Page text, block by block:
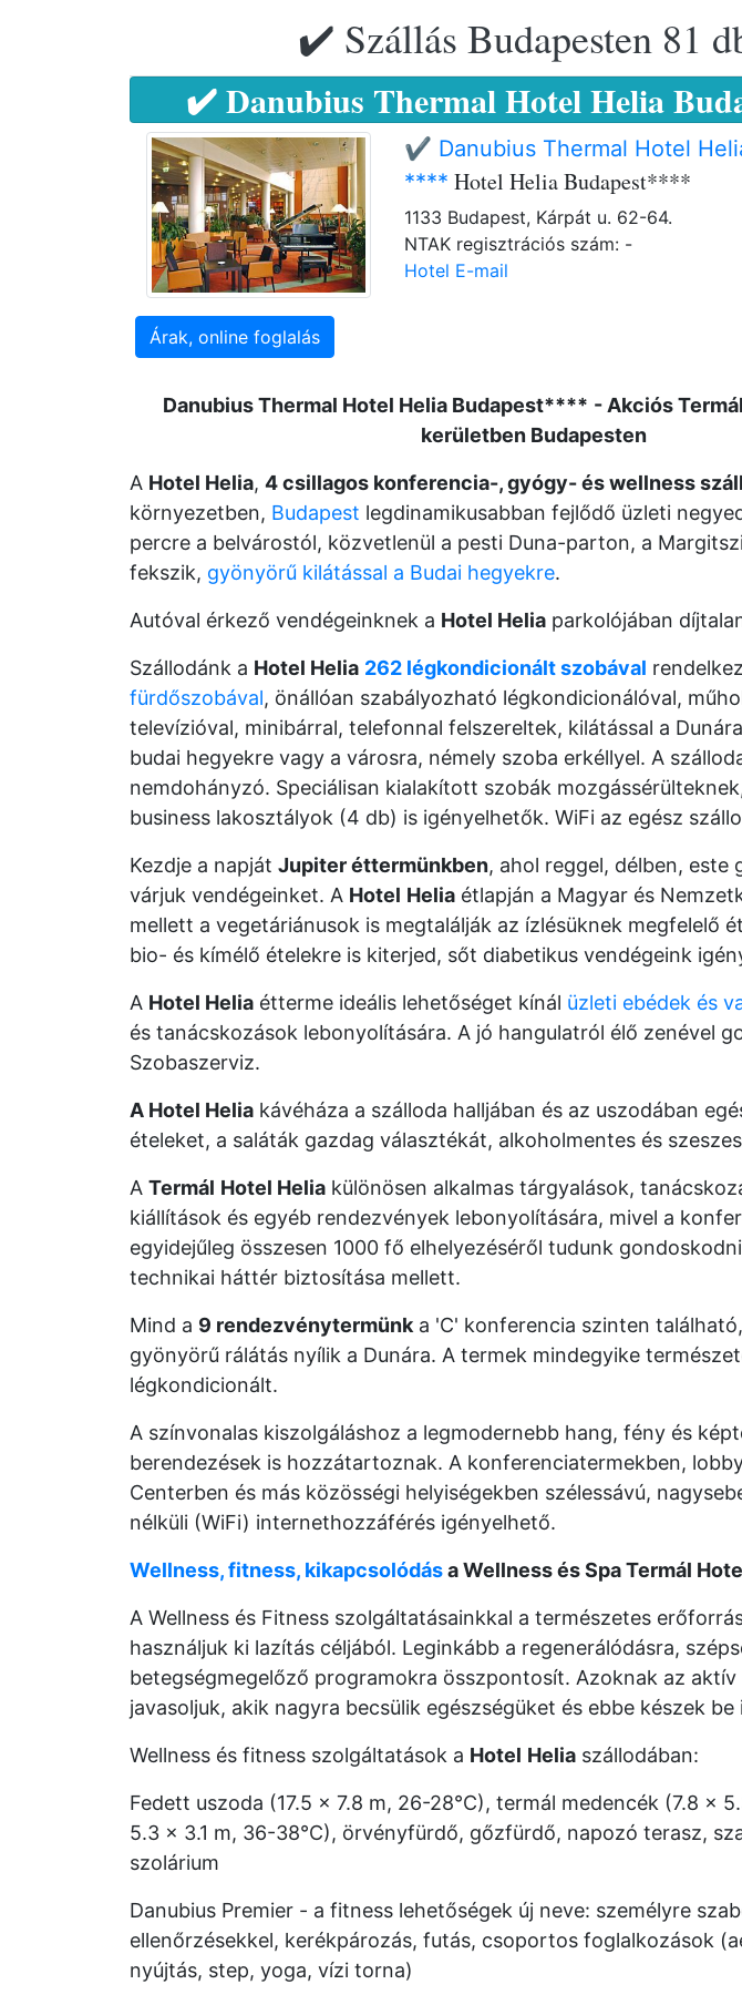
✔️ Szállás Budapesten 81
✔️ Danubius Thermal Hotel Helia
✔️ Danubius Thermal Hotel
**** Hotel Helia Budapest****
1133 Budapest, Kárpát u. 62-64.
NTAK regisztrációs szám: -
Hotel E-mail
Árak, online foglalás
Danubius Thermal Hotel Helia Budapest**** - Akciós
kerületben Budapesten
A Hotel Helia, 4 csillagos konferencia-, gyógy- és wellness
környezetben, Budapest legdinamikusabban fejlődő üzleti
percre a belvárostól, közvetlenül a pesti Duna-parton, a
fekszik, gyönyörű kilátással a Budai hegyekre.
Autóval érkező vendégeinknek a Hotel Helia parkolójában
Szállodánk a Hotel Helia 262 légkondicionált szobával
fürdőszobával, önállóan szabályozható légkondicionálóval,
televízióval, minibárral, telefonnal felszereltek, kilátással a
budai hegyekre vagy a városra, némely szoba erkéllyel. A
nemdohányzó. Speciálisan kialakított szobák
business lakosztályok (4 db) is igényelhetők. WiFi az egész
Kezdje a napját Jupiter éttermünkben, ahol reggel, délben, este
várjuk vendégeinket. A Hotel Helia étlapján a Magyar és
mellett a vegetáriánusok is megtalálják az ízlésüknek megfelelő
bio- és kímélő ételekre is kiterjed, sőt diabetikus vendégeink
A Hotel Helia étterme ideális lehetőséget kínál üzleti ebédek és
és tanácskozások lebonyolítására. A jó hangulatról élő zenével
Szobaszerviz.
A Hotel Helia kávéháza a szálloda halljában és az uszodában
ételeket, a saláták gazdag választékát, alkoholmentes és
A Termál Hotel Helia különösen alkalmas tárgyalások,
kiállítások és egyéb rendezvények lebonyolítására, mivel a
egyidejűleg összesen 1000 fő elhelyezéséről tudunk
technikai háttér biztosítása mellett.
Mind a 9 rendezvénytermünk a 'C' konferencia szinten
gyönyörű rálátás nyílik a Dunára. A termek mindegyike
légkondicionált.
A színvonalas kiszolgáláshoz a legmodernebb hang, fény és
berendezések is hozzátartoznak. A konferenciatermekben,
Centerben és más közösségi helyiségekben szélessávú,
nélküli (WiFi) internethozzáférés igényelhető.
Wellness, fitness, kikapcsolódása Wellness és Spa Termál
A Wellness és Fitness szolgáltatásainkkal a természetes
használjuk ki lazítás céljából. Leginkább a regenerálódásra,
betegségmegelőző programokra összpontosít. Azoknak az aktív
javasoljuk, akik nagyra becsülik egészségüket és ebbe készek
Wellness és fitness szolgáltatások a Hotel Helia szállodában:
Fedett uszoda (17.5 x 7.8 m, 26-28°C), termál medencék (7.8 x
5.3 x 3.1 m, 36-38°C), örvényfürdő, gőzfürdő, napozó terasz,
szolárium
Danubius Premier - a fitness lehetőségek új neve: személyre
ellenőrzésekkel, kerékpározás, futás, csoportos foglalkozások
nyújtás, step, yoga, vízi torna)